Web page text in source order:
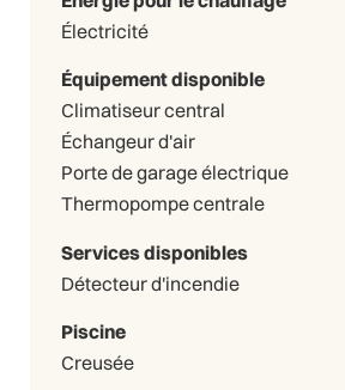
Électricité
Équipement disponible
Climatiseur central
Échangeur d'air
Porte de garage électrique
Thermopompe centrale
Services disponibles
Détecteur d'incendie
Piscine
Creusée